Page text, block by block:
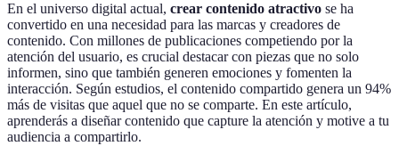
En el universo digital actual, crear contenido atractivo se ha
convertido en una necesidad para las marcas y creadores de
contenido. Con millones de publicaciones competiendo por la
atención del usuario, es crucial destacar con piezas que no solo
informen, sino que también generen emociones y fomenten la
interacción. Según estudios, el contenido compartido genera un 94%
más de visitas que aquel que no se comparte. En este artículo,
aprenderás a diseñar contenido que capture la atención y motive a tu
audiencia a compartirlo.